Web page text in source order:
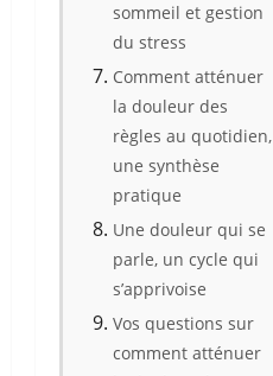
sommeil et gestion
du stress
Comment atténuer
la douleur des
règles au quotidien,
une synthèse
pratique
Une douleur qui se
parle, un cycle qui
s’apprivoise
Vos questions sur
comment atténuer